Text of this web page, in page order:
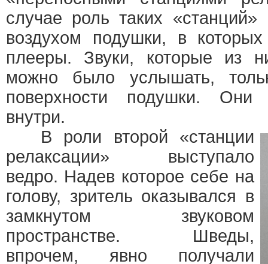
случае роль таких
воздухом подушки, в
плееры. Звуки, которые из
можно было услышать,
поверхности подушки. Они
внутри.
В роли второй «станции
релаксации» выступало
ведро. Надев которое себе на
голову, зритель оказывался в
замкнутом звуковом
пространстве. Шведы,
впрочем, явно получали